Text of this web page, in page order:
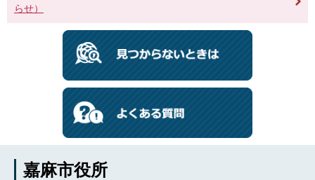
らせ）
嘉麻市役所